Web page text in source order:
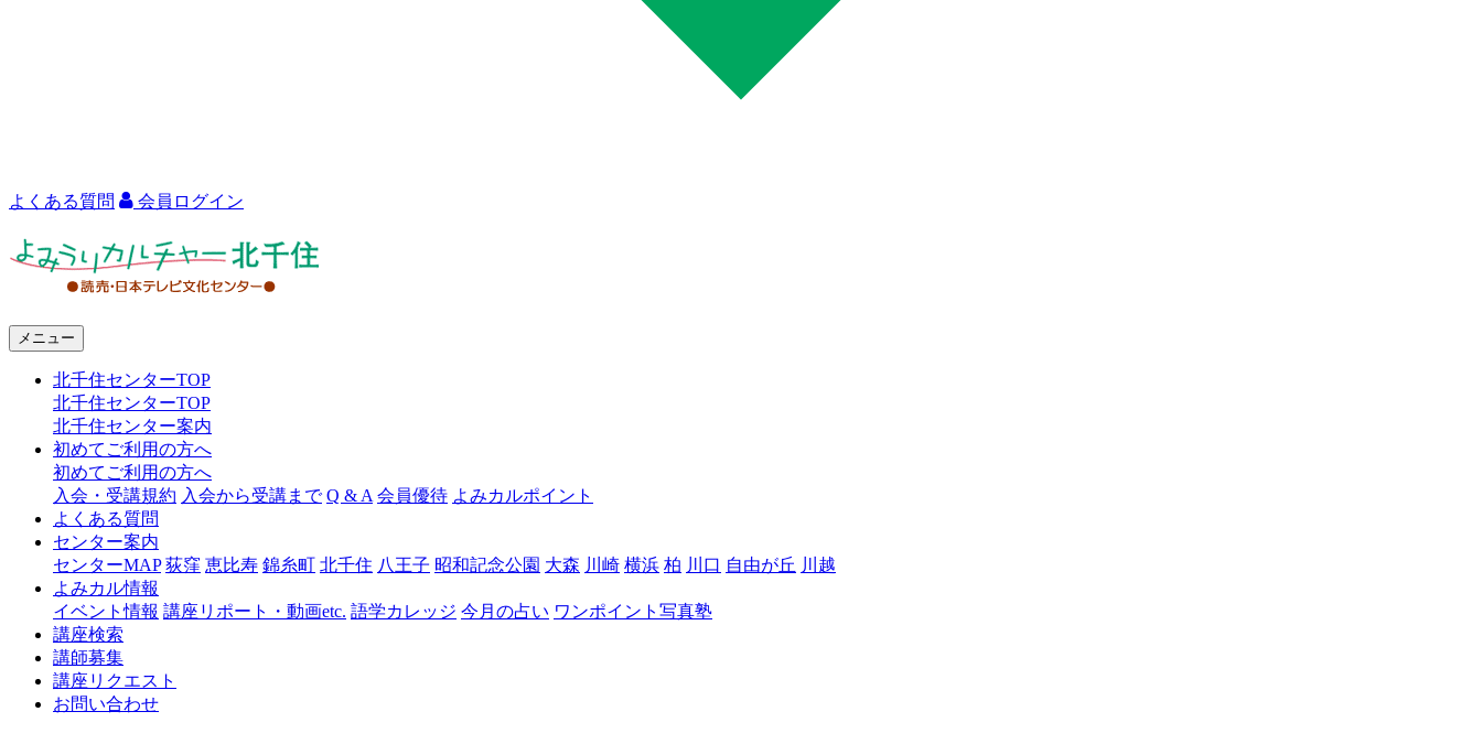
よくある質問 会員ログイン
ャ
北
千
メニュー
北千住センターTOP
北千住センターTOP
北千住センター案内
初めてご利用の方へ
初めてご利用の方へ
入会・受講規約 入会から受講まで Q & A 会員優待 よみカルポイント
よくある質問
センター案内
センターMAP 荻窪 恵比寿 錦糸町 北千住 八王子 昭和記念公園 大森 川崎 横浜 柏 川口 自由が丘 川越
よみカル情報
イベント情報 講座リポート・動画etc. 語学カレッジ 今月の占い ワンポイント写真塾
講座検索
講師募集
講座リクエスト
お問い合わせ